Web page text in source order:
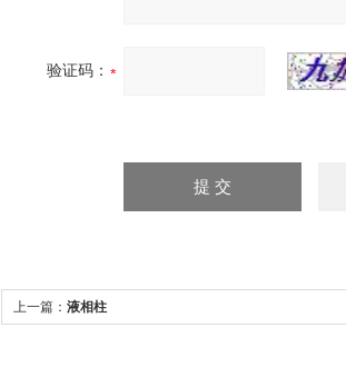
验证码：
上一篇： 液相柱